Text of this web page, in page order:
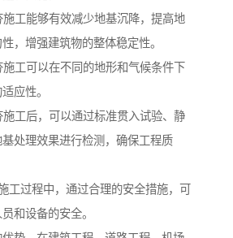
施工能够有效减少地基沉降，提高地
，增强建筑物的整体稳定性。
工可以在不同的地形和气候条件下
应性。
工后，可以通过标准贯入试验、静
处理效果进行检测，确保工程质
工过程中，通过合理的安全措施，可
和设备的安全。